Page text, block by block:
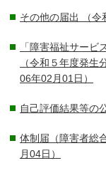
その他の届出 （令
「障害福祉サービ
（令和５年度発
06年02月01日）
自己評価結果等の
体制届（障害者総
月04日）